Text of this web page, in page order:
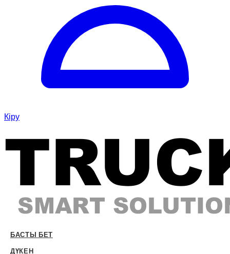
Кіру
БАСТЫ БЕТ
ДҮКЕН